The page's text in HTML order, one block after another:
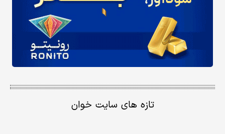
تازه های سایت خوان